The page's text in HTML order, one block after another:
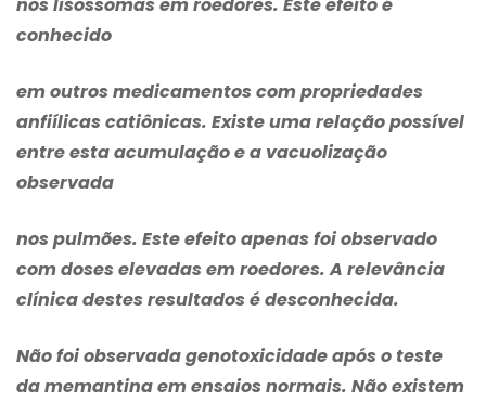
conhecido
em outros medicamentos com propriedades
anfiílicas catiônicas. Existe uma relação possível
entre esta acumulação e a vacuolização
observada
nos pulmões. Este efeito apenas foi observado
com doses elevadas em roedores. A relevância
clínica destes resultados é desconhecida.
Não foi observada genotoxicidade após o teste
da memantina em ensaios normais. Não existem